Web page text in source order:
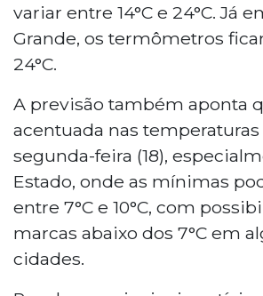
variar entre 14°C e 24°C. Já
Grande, os termômetros
24°C.
A previsão também aponta
acentuada nas
segunda-feira (18),
Estado, onde as mínimas
entre 7°C e 10°C, com
marcas abaixo dos 7°C em
cidades.